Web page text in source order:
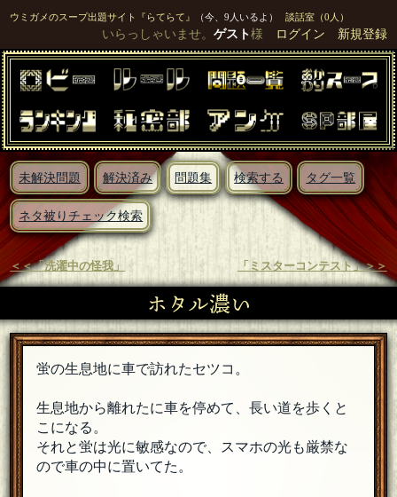
ウミガメのスープ出題サイト『らてらて』 （今、9人いるよ） 談話室（0人）
いらっしゃいませ。 ゲスト様 ログイン 新規登録
未解決問題 解決済み 問題集 検索する タグ一覧
ネタ被りチェック検索
＜＜「洗濯中の怪我」 「ミスターコンテスト」＞＞
ホタル濃い
蛍の生息地に車で訪れたセツコ。
生息地から離れたに車を停めて、長い道を歩くと
こになる。
それと蛍は光に敏感なので、スマホの光も厳禁な
ので車の中に置いてた。